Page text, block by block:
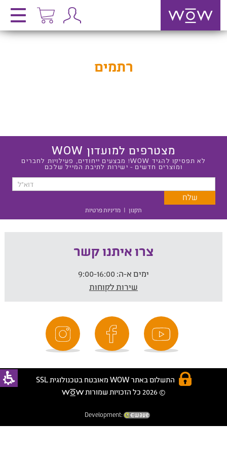
רתמים
מצטרפים למועדון WOW
לא תפסיקו להגיד WOW! מבצעים ייחודים, פעילויות לחברים
ומוצרים חדשים - ישירות לתיבת המייל שלכם
תקנון | מדיניות פרטיות
צרו איתנו קשר
ימים א-ה:
שירות לקוחות
התשלום באתר WOW מאובטח בטכנולוגית SSL
© 2026 כל הזכויות שמורות
Development: